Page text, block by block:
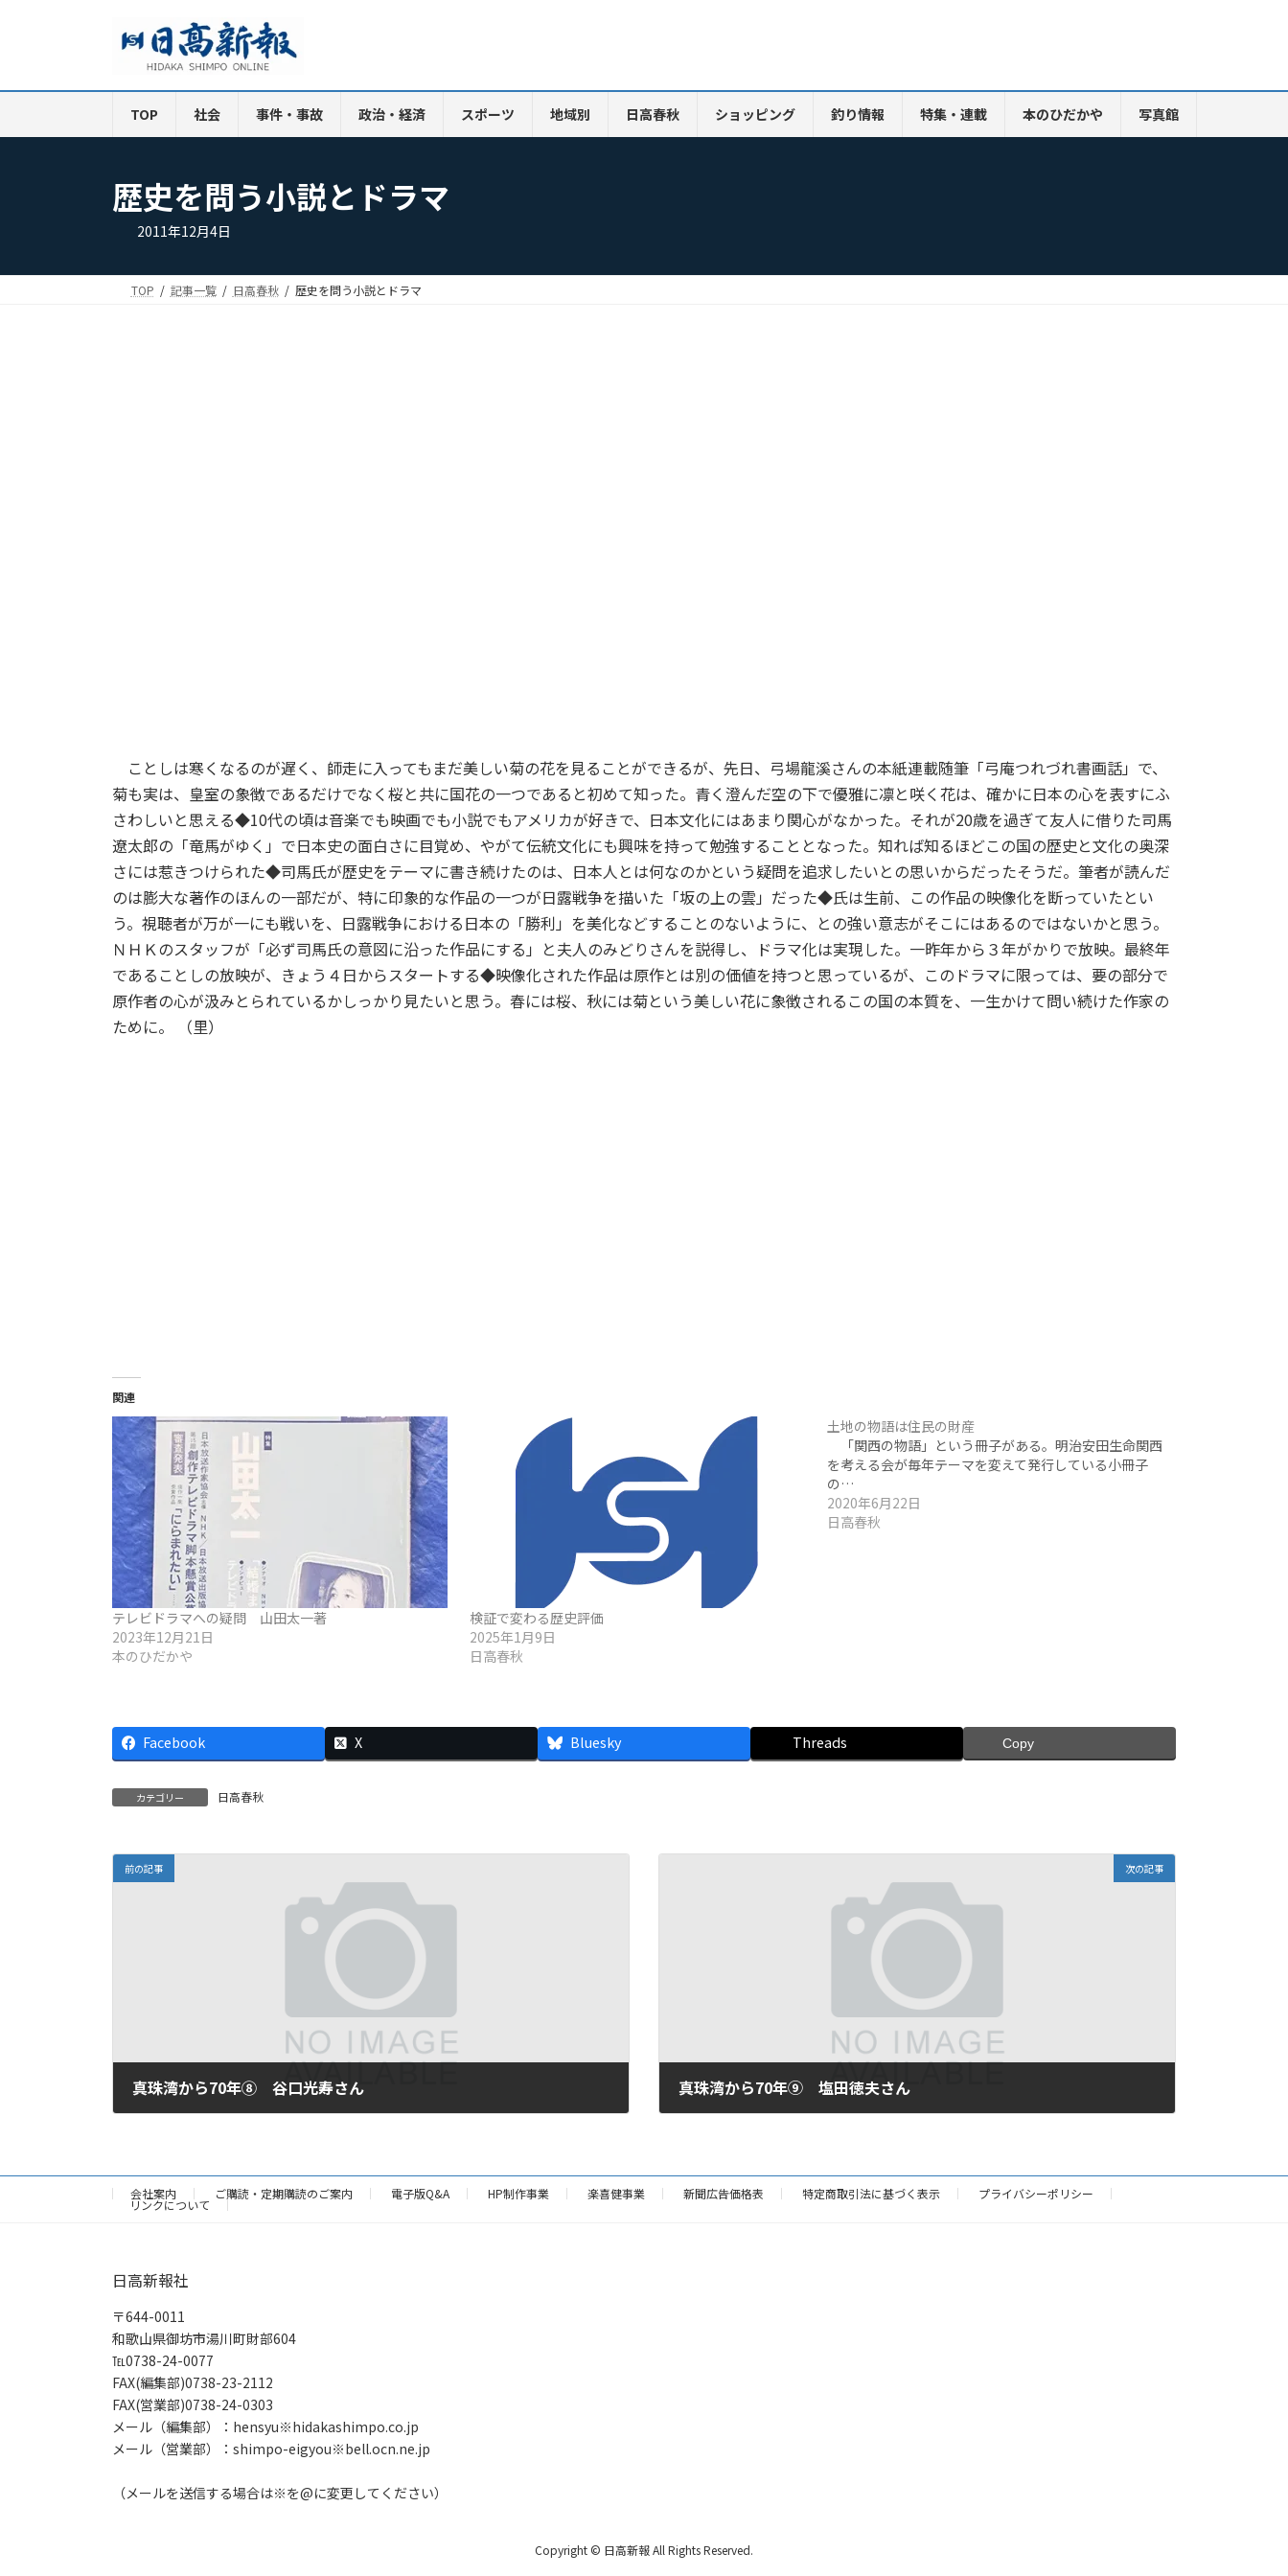
TOP 社会 事件・事故 政治・経済 スポーツ 地域別 日高春秋 ショッピング 釣り情報 特集・連載 本のひだかや 写真館
歴史を問う小説とドラマ
2011年12月4日
TOP 記事一覧 日高春秋 歴史を問う小説とドラマ
ことしは寒くなるのが遅く、師走に入ってもまだ美しい菊の花を見ることができるが、先日、弓場龍溪さんの本紙連載随筆「弓庵つれづれ書画話」で、
菊も実は、皇室の象徴であるだけでなく桜と共に国花の一つであると初めて知った。青く澄んだ空の下で優雅に凛と咲く花は、確かに日本の心を表すにふ
さわしいと思える◆10代の頃は音楽でも映画でも小説でもアメリカが好きで、日本文化にはあまり関心がなかった。それが20歳を過ぎて友人に借りた司馬
遼太郎の「竜馬がゆく」で日本史の面白さに目覚め、やがて伝統文化にも興味を持って勉強することとなった。知れば知るほどこの国の歴史と文化の奥深
さには惹きつけられた◆司馬氏が歴史をテーマに書き続けたのは、日本人とは何なのかという疑問を追求したいとの思いからだったそうだ。筆者が読んだ
のは膨大な著作のほんの一部だが、特に印象的な作品の一つが日露戦争を描いた「坂の上の雲」だった◆氏は生前、この作品の映像化を断っていたとい
う。視聴者が万が一にも戦いを、日露戦争における日本の「勝利」を美化などすることのないように、との強い意志がそこにはあるのではないかと思う。
ＮＨＫのスタッフが「必ず司馬氏の意図に沿った作品にする」と夫人のみどりさんを説得し、ドラマ化は実現した。一昨年から３年がかりで放映。最終年
であることしの放映が、きょう４日からスタートする◆映像化された作品は原作とは別の価値を持つと思っているが、このドラマに限っては、要の部分で
原作者の心が汲みとられているかしっかり見たいと思う。春には桜、秋には菊という美しい花に象徴されるこの国の本質を、一生かけて問い続けた作家の
ために。 （里）
関連
テレビドラマへの疑問 山田太一著
2023年12月21日
本のひだかや
検証で変わる歴史評価
2025年1月9日
日高春秋
土地の物語は住民の財産
「関西の物語」という冊子がある。明治安田生命関西
を考える会が毎年テーマを変えて発行している小冊子
の…
2020年6月22日
日高春秋
Facebook X Bluesky Threads Copy
カテゴリー 日高春秋
前の記事
真珠湾から70年⑧ 谷口光寿さん
次の記事
真珠湾から70年⑨ 塩田徳夫さん
会社案内 ご購読・定期購読のご案内 電子版Q&A HP制作事業 楽喜健事業 新聞広告価格表 特定商取引法に基づく表示 プライバシーポリシー
リンクについて
日高新報社
〒644-0011
和歌山県御坊市湯川町財部604
℡0738-24-0077
FAX(編集部)0738-23-2112
FAX(営業部)0738-24-0303
メール（編集部）：hensyu※hidakashimpo.co.jp
メール（営業部）：shimpo-eigyou※bell.ocn.ne.jp
（メールを送信する場合は※を@に変更してください）
Copyright © 日高新報 All Rights Reserved.